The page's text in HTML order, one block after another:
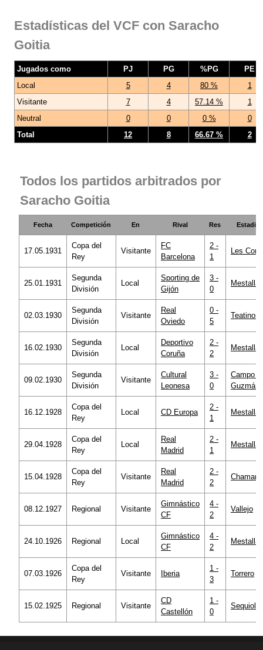
Estadísticas del VCF con Saracho
Goitia
Jugados como PJ PG %PG
PE
Local
5 4 80 %
1
Visitante
7 4 57.14 %
1
Neutral
0 0 0 %
0
Total
12 8 66.67 % 2
Todos los partidos arbitrados por
Saracho Goitia
Fecha Competición En Rival Res Estadio
17.05.1931
Copa del
Rey
Visitante
FC
Barcelona
2 -
1
Les Corts
25.01.1931
Segunda
División
Local
Sporting de
Gijón
3 -
0
Mestalla
02.03.1930
Segunda
División
Visitante
Real
Oviedo
0 -
5
Teatinos
16.02.1930
Segunda
División
Local
Deportivo
Coruña
2 -
2
Mestalla
09.02.1930
Segunda
División
Visitante
Cultural
Leonesa
3 -
0
Campo
Guzmán
16.12.1928
Copa del
Rey
Local CD Europa
2 -
1
Mestalla
29.04.1928
Copa del
Rey
Local
Real
Madrid
2 -
1
Mestalla
15.04.1928
Copa del
Rey
Visitante
Real
Madrid
2 -
2
08.12.1927 Regional Visitante
Gimnástico
CF
4 -
2
Vallejo
24.10.1926 Regional Local
Gimnástico
CF
4 -
2
Mestalla
07.03.1926
Copa del
Rey
Visitante Iberia
1 -
3
Torrero
15.02.1925 Regional Visitante
CD
Castellón
1 -
0
Sequiol